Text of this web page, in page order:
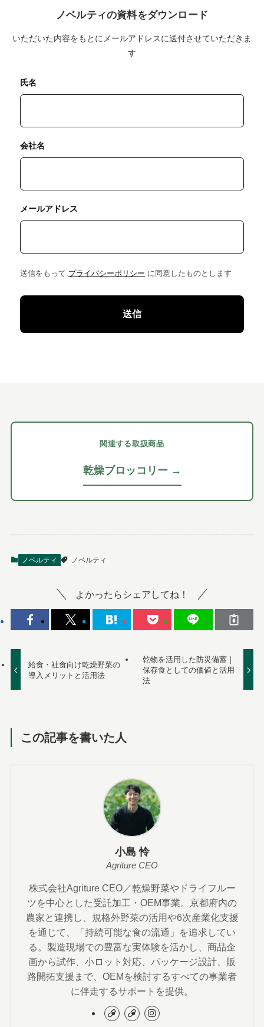
ノベルティの資料をダウンロード
いただいた内容をもとにメールアドレスに送付させていただきま
す
氏名
会社名
メールアドレス
送信をもって プライバシーポリシー に同意したものとします
関連する取扱商品
乾燥ブロッコリー →
ノベルティ ノベルティ
よかったらシェアしてね！
給食・社食向け乾燥野菜の
導入メリットと活用法
乾物を活用した防災備蓄｜
保存食としての価値と活用
法
この記事を書いた人
小島 怜
Agriture CEO
株式会社Agriture CEO／乾燥野菜やドライフルー
ツを中心とした受託加工・OEM事業。京都府内の
農家と連携し、規格外野菜の活用や6次産業化支援
を通じて、「持続可能な食の流通」を追求してい
る。製造現場での豊富な実体験を活かし、商品企
画から試作、小ロット対応、パッケージ設計、販
路開拓支援まで、OEMを検討するすべての事業者
に伴走するサポートを提供。